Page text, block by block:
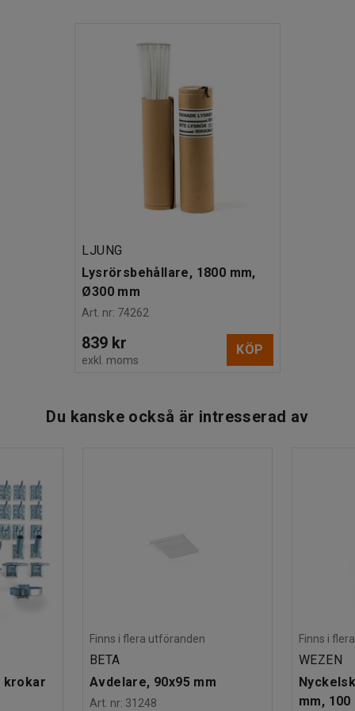
LJUNG
Lysrörsbehållare, 1800 mm,
Ø300 mm
Art. nr: 74262
839 kr
exkl. moms
KÖP
Du kanske också är intresserad av
krokar
Finns i flera utföranden
BETA
Avdelare, 90x95 mm
Art. nr: 31248
Finns i
WEZEN
mm,